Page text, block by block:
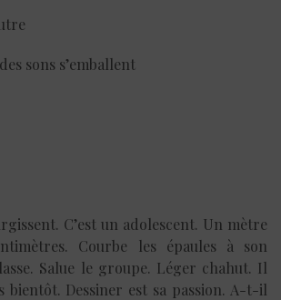
sons s’emballent
C’est un adolescent. Un mètre
Courbe les épaules à son
Salue le groupe. Léger chahut. Il
bientôt. Dessiner est sa passion. A-t-il